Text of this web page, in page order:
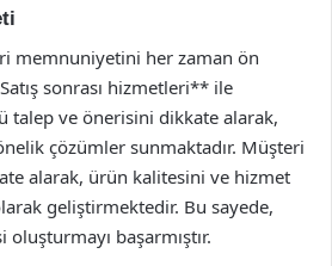
memnuniyetini her zaman ön
sonrası hizmetleri** ile
talep ve önerisini dikkate alarak,
çözümler sunmaktadır. Müşteri
alarak, ürün kalitesini ve hizmet
geliştirmektedir. Bu sayede,
başarmıştır.